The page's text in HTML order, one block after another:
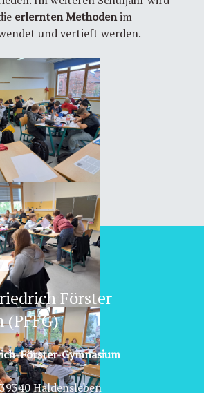
erlernten Methodenim
und vertieft werden.
Förster
(PFFG)
Förster-Gymnasium
Haldensleben